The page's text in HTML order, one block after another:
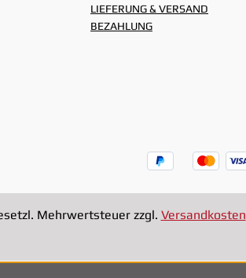
LIEFERUNG & VERSAND
BEZAHLUNG
Mehrwertsteuer zzgl. Versandkosten